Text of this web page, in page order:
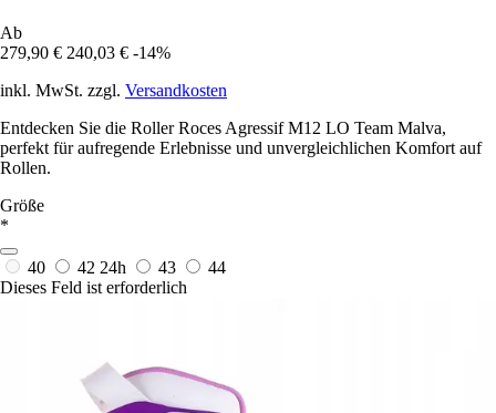
Ab
279,90 € 240,03 € -14%
inkl. MwSt. zzgl. Versandkosten
Entdecken Sie die Roller Roces Agressif M12 LO Team Malva,
perfekt für aufregende Erlebnisse und unvergleichlichen Komfort auf
Rollen.
Größe
*
40 42 24h 43
44
Dieses Feld ist erforderlich